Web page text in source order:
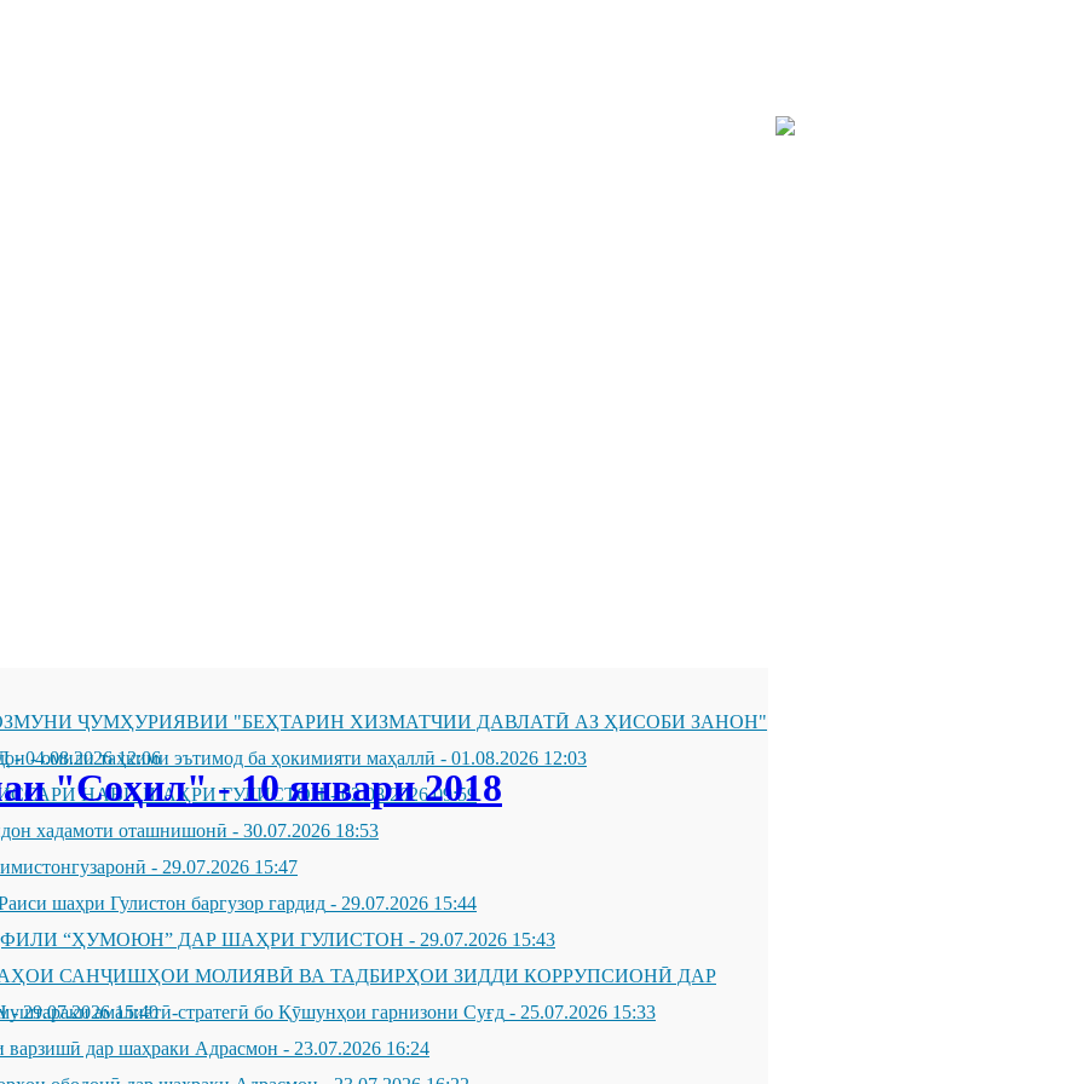
ҶУМҲУРИЯВИИ "БЕҲТАРИН ХИЗМАТЧИИ ДАВЛАТӢ АЗ ҲИСОБИ ЗАНОН"
-04.08.2026 12:06
- омили таҳкими эътимод ба ҳокимияти маҳаллӣ - 01.08.2026 12:03
НАВИ ШАҲРИ ГУЛИСТОН -02.08.2026 09:59
хадамоти оташнишонӣ - 30.07.2026 18:53
- 29.07.2026 15:47
шаҳри Гулистон баргузор гардид - 29.07.2026 15:44
“ҲУМОЮН” ДАР ШАҲРИ ГУЛИСТОН - 29.07.2026 15:43
САНҶИШҲОИ МОЛИЯВӢ ВА ТАДБИРҲОИ ЗИДДИ КОРРУПСИОНӢ ДАР
-29.07.2026 15:40амалиётӣ-стратегӣ бо Қӯшунҳои гарнизони Суғд - 25.07.2026 15:33
варзишӣ дар шаҳраки Адрасмон - 23.07.2026 16:24
"Соҳил" - 10 январи 2018